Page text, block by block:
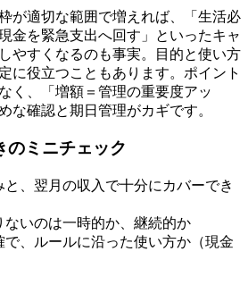
が適切な範囲で増えれば、「生活必
金を緊急支出へ回す」といったキャ
やすくなるのも事実。目的と使い方
に役立つこともあります。ポイント
く、「増額＝管理の重要度アッ
な確認と期日管理がカギです。
のミニチェック
、翌月の収入で十分にカバーでき
ないのは一時的か、継続的か
で、ルールに沿った使い方か（現金